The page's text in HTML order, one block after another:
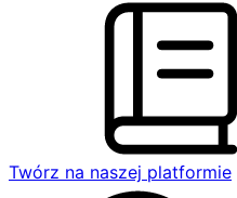
Twórz na naszej platformie